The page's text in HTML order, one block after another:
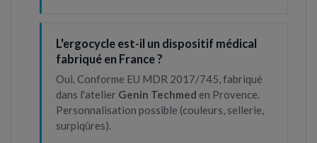
L'ergocycle est-il un dispositif médical
fabriqué en France ?
Oui. Conforme EU MDR 2017/745, fabriqué
dans l'atelier Genin Techmed en Provence.
Personnalisation possible (couleurs, sellerie,
surpiqûres).